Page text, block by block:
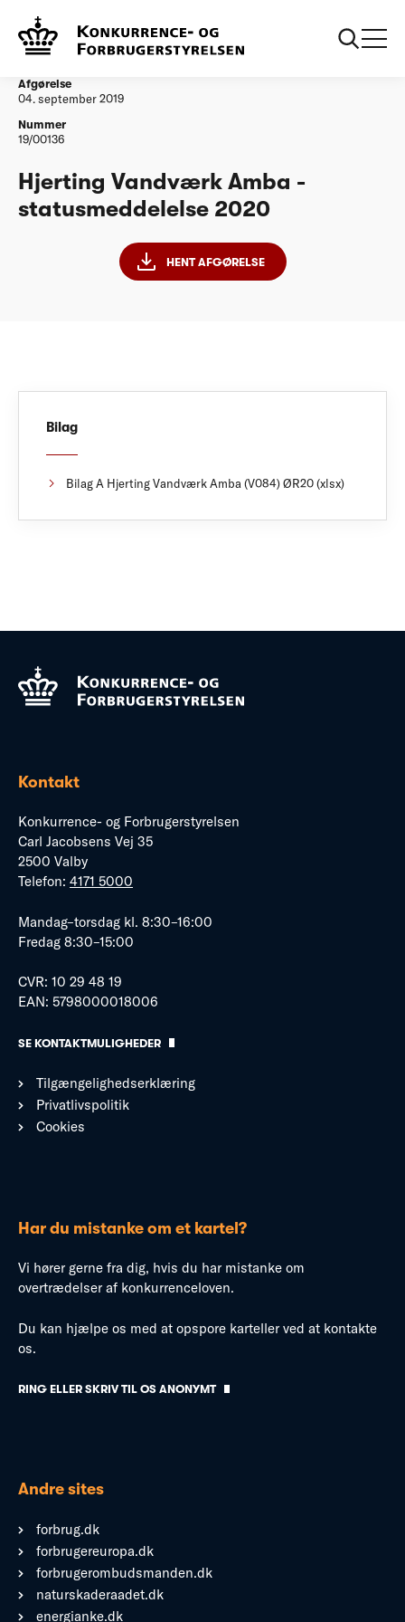
Vandtilsyn
2020
Afgørelse
04. september 2019
Nummer
19/00136
Hjerting Vandværk Amba -
statusmeddelelse 2020
HENT AFGØRELSE
Bilag
Bilag A Hjerting Vandværk Amba (V084) ØR20 (xlsx)
Kontakt
Konkurrence- og Forbrugerstyrelsen
Carl Jacobsens Vej 35
2500 Valby
Telefon: 4171 5000
Mandag–torsdag kl. 8:30–16:00
Fredag 8:30–15:00
CVR: 10 29 48 19
EAN: 5798000018006
SE KONTAKTMULIGHEDER
Tilgængelighedserklæring
Privatlivspolitik
Cookies
Har du mistanke om et kartel?
Vi hører gerne fra dig, hvis du har mistanke om
overtrædelser af konkurrenceloven.
Du kan hjælpe os med at opspore karteller ved at kontakte
os.
RING ELLER SKRIV TIL OS ANONYMT
Andre sites
forbrug.dk
forbrugereuropa.dk
forbrugerombudsmanden.dk
naturskaderaadet.dk
energianke.dk